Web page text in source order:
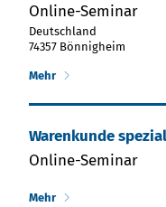
Online-Seminar
Deutschland
74357 Bönnigheim
Mehr
Warenkunde
Online-Seminar
Mehr